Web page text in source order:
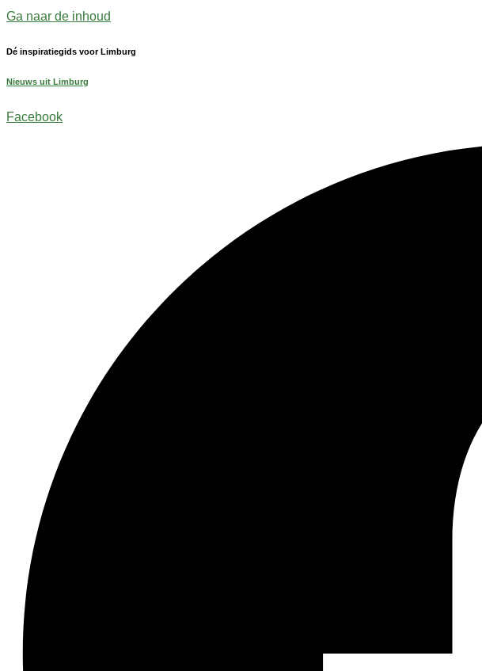
Ga naar de inhoud
Dé inspiratiegids voor Limburg
Nieuws uit Limburg
Facebook